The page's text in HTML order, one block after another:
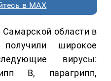
в MAX
Самарской области в
широкое
вирусы:
В, парагрипп,